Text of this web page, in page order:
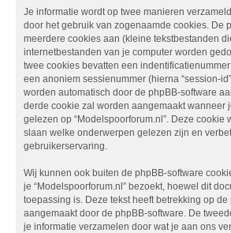
Je informatie wordt op twee manieren
door het gebruik van zogenaamde cookies. De
meerdere cookies aan (kleine tekstbestanden
internetbestanden van je computer worden
twee cookies bevatten een indentificatienummer
een anoniem sessienummer (hierna “session-
worden automatisch door de phpBB-software
derde cookie zal worden aangemaakt wanneer
gelezen op “Modelspoorforum.nl”. Deze cookie
slaan welke onderwerpen gelezen zijn en
gebruikerservaring.
Wij kunnen ook buiten de phpBB-software
je “Modelspoorforum.nl” bezoekt, hoewel dit
toepassing is. Deze tekst heeft betrekking op de
aangemaakt door de phpBB-software. De
je informatie verzamelen door wat je aan ons